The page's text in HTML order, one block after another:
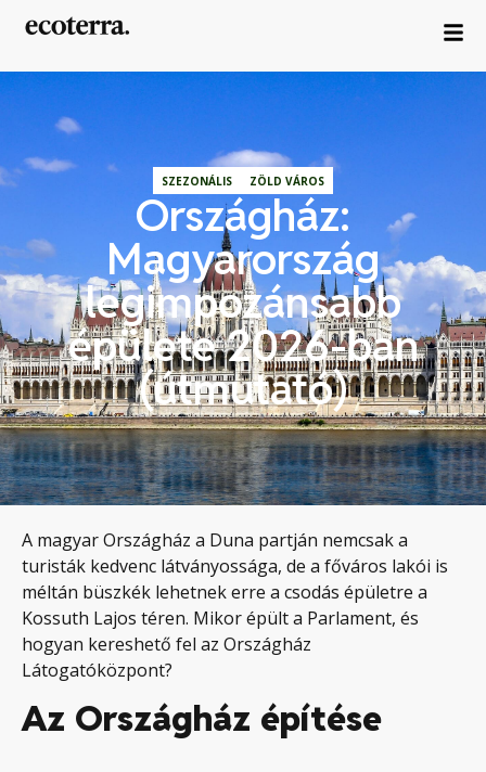
SZEZONÁLIS ZÖLD VÁROS
Országház:
Magyarország
legimpozánsabb
épülete 2026-ban
(útmutató)
A magyar Országház a Duna partján nemcsak a
turisták kedvenc látványossága, de a főváros lakói is
méltán büszkék lehetnek erre a csodás épületre a
Kossuth Lajos téren. Mikor épült a Parlament, és
hogyan kereshető fel az Országház
Látogatóközpont?
Az Országház építése